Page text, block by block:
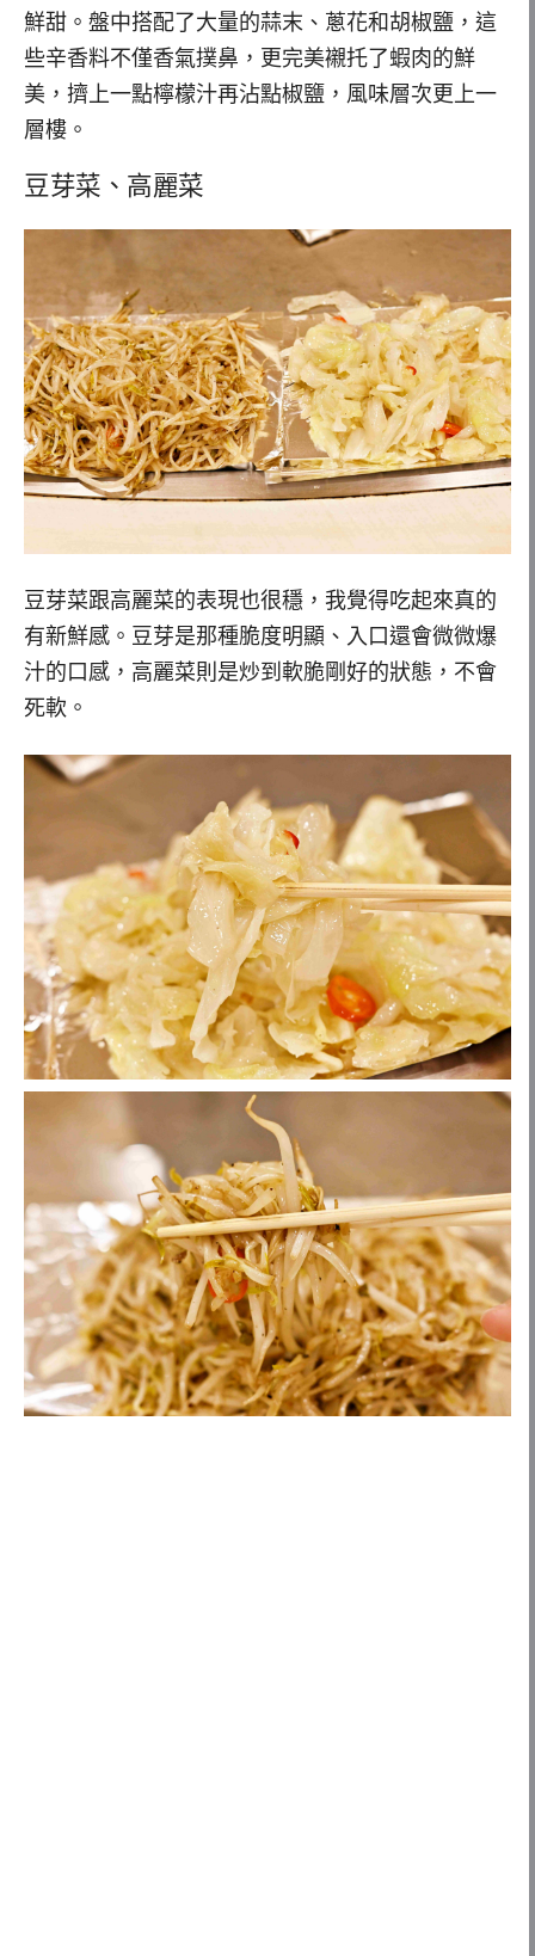
鮮甜。盤中搭配了大量的蒜末、蔥花和胡椒鹽，這
些辛香料不僅香氣撲鼻，更完美襯托了蝦肉的鮮
美，擠上一點檸檬汁再沾點椒鹽，風味層次更上一
層樓。
豆芽菜、高麗菜
豆芽菜跟高麗菜的表現也很穩，我覺得吃起來真的
有新鮮感。豆芽是那種脆度明顯、入口還會微微爆
汁的口感，高麗菜則是炒到軟脆剛好的狀態，不會
死軟。